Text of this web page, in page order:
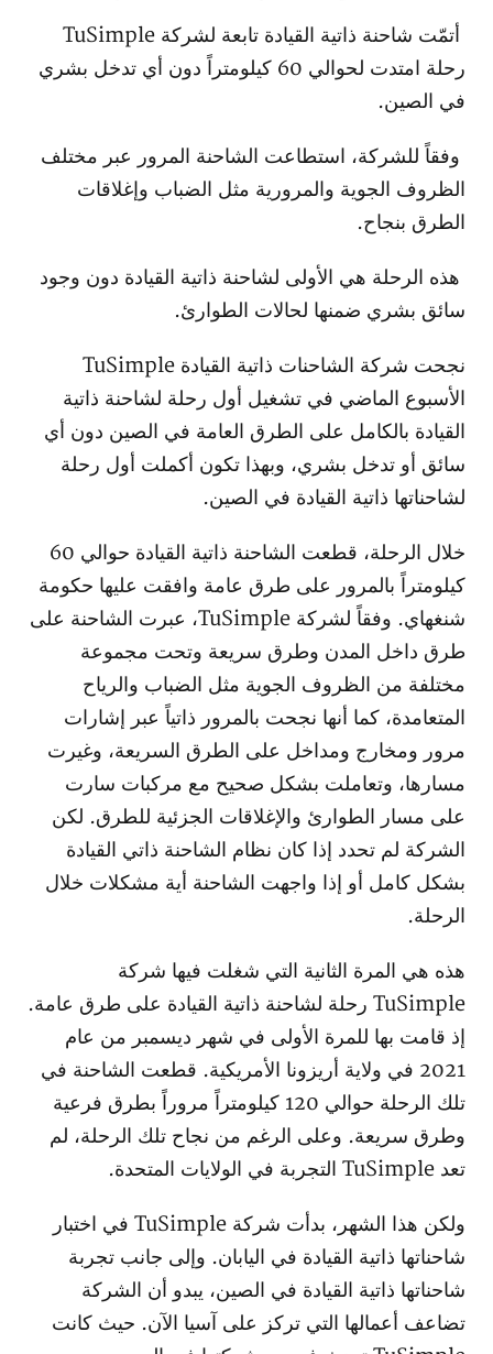
أتمّت شاحنة ذاتية القيادة تابعة لشركة TuSimple
رحلة امتدت لحوالي 60 كيلومتراً دون أي تدخل بشري
في الصين.
وفقاً للشركة، استطاعت الشاحنة المرور عبر مختلف
الظروف الجوية والمرورية مثل الضباب وإغلاقات
الطرق بنجاح.
هذه الرحلة هي الأولى لشاحنة ذاتية القيادة دون وجود
سائق بشري ضمنها لحالات الطوارئ.
نجحت شركة الشاحنات ذاتية القيادة TuSimple
الأسبوع الماضي في تشغيل أول رحلة لشاحنة ذاتية
القيادة بالكامل على الطرق العامة في الصين دون أي
سائق أو تدخل بشري، وبهذا تكون أكملت أول رحلة
لشاحناتها ذاتية القيادة في الصين.
خلال الرحلة، قطعت الشاحنة ذاتية القيادة حوالي 60
كيلومتراً بالمرور على طرق عامة وافقت عليها حكومة
شنغهاي. وفقاً لشركة TuSimple، عبرت الشاحنة على
طرق داخل المدن وطرق سريعة وتحت مجموعة
مختلفة من الظروف الجوية مثل الضباب والرياح
المتعامدة، كما أنها نجحت بالمرور ذاتياً عبر إشارات
مرور ومخارج ومداخل على الطرق السريعة، وغيرت
مسارها، وتعاملت بشكل صحيح مع مركبات سارت
على مسار الطوارئ والإغلاقات الجزئية للطرق. لكن
الشركة لم تحدد إذا كان نظام الشاحنة ذاتي القيادة
بشكل كامل أو إذا واجهت الشاحنة أية مشكلات خلال
الرحلة.
هذه هي المرة الثانية التي شغلت فيها شركة
TuSimple رحلة لشاحنة ذاتية القيادة على طرق عامة.
إذ قامت بها للمرة الأولى في شهر ديسمبر من عام
2021 في ولاية أريزونا الأمريكية. قطعت الشاحنة في
تلك الرحلة حوالي 120 كيلومتراً مروراً بطرق فرعية
وطرق سريعة. وعلى الرغم من نجاح تلك الرحلة، لم
تعد TuSimple التجربة في الولايات المتحدة.
ولكن هذا الشهر، بدأت شركة TuSimple في اختبار
شاحناتها ذاتية القيادة في اليابان. وإلى جانب تجربة
شاحناتها ذاتية القيادة في الصين، يبدو أن الشركة
تضاعف أعمالها التي تركز على آسيا الآن. حيث كانت